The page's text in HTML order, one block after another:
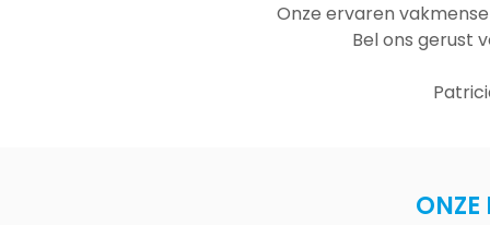
Onze ervaren
Bel ons gerust
ONZE